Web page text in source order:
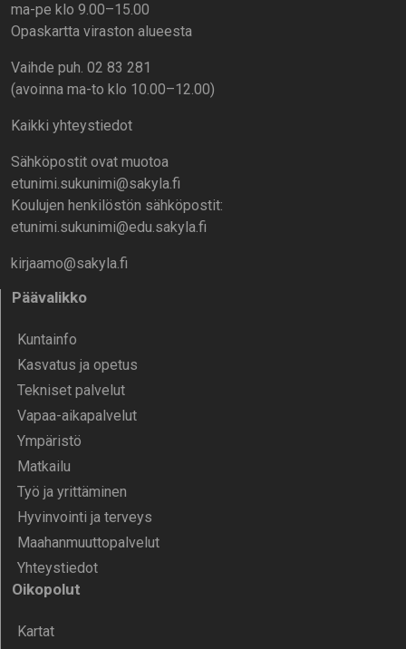
ma-pe klo 9.00–15.00
Opaskartta viraston alueesta
Vaihde puh. 02 83 281
(avoinna ma-to klo 10.00–12.00)
Kaikki yhteystiedot
Sähköpostit ovat muotoa
etunimi.sukunimi@sakyla.fi
Koulujen henkilöstön sähköpostit:
etunimi.sukunimi@edu.sakyla.fi
kirjaamo@sakyla.fi
Päävalikko
Kunta­info
Kasvatus ja opetus
Tekniset palvelut
Vapaa-aika­palvelut
Ympä­ristö
Mat­kailu
Työ ja yrittä­minen
Hyvinvointi ja terveys
Maahanmuuttopalvelut
Yhteystiedot
Oikopolut
Kartat